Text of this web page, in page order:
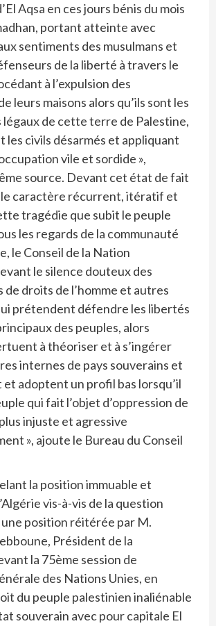
Aqsa en ces jours bénis du mois
portant atteinte avec
sentiments des musulmans et
de la liberté à travers le
à l’expulsion des
leurs maisons alors qu’ils sont les
de cette terre de Palestine,
les civils désarmés et appliquant
vile et sordide »,
source. Devant cet état de fait
le caractère récurrent, itératif et
tragédie que subit le peuple
les regards de la communauté
le Conseil de la Nation
le silence douteux des
de droits de l’homme et autres
prétendent défendre les libertés
des peuples, alors
à théoriser et à s’ingérer
internes de pays souverains et
et adoptent un profil bas lorsqu’il
qui fait l’objet d’oppression de
injuste et agressive
», ajoute le Bureau du Conseil
la position immuable et
vis-à-vis de la question
position réitérée par M.
Président de la
la 75ème session de
des Nations Unies, en
du peuple palestinien inaliénable
souverain avec pour capitale El